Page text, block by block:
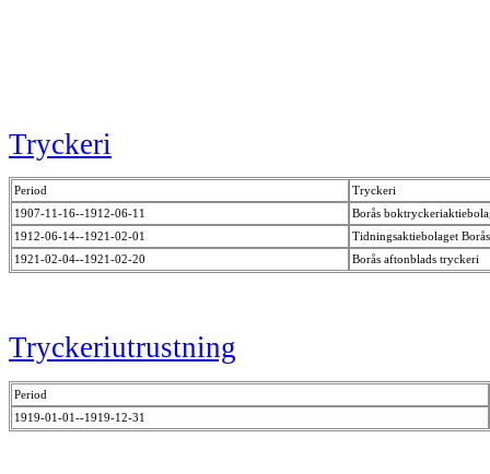
Tryckeri
Period
Tryckeri
1907-11-16--1912-06-11
Borås
1912-06-14--1921-02-01
Tidningsaktiebolaget
1921-02-04--1921-02-20
Borås aftonblads tryckeri
Tryckeriutrustning
Period
1919-01-01--1919-12-31